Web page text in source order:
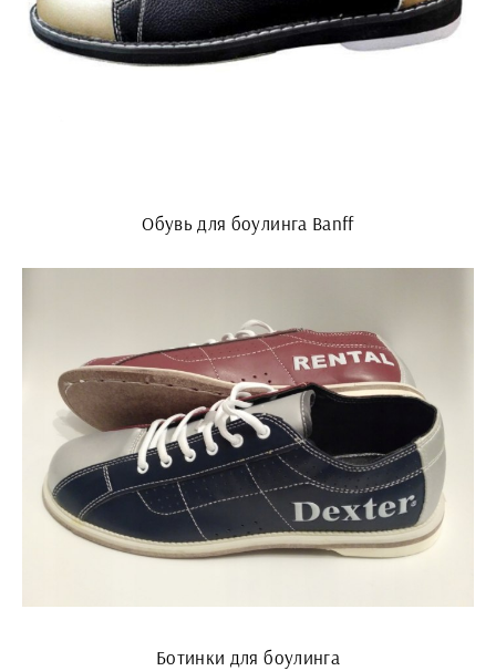
Обувь для боулинга Banff
Ботинки для боулинга